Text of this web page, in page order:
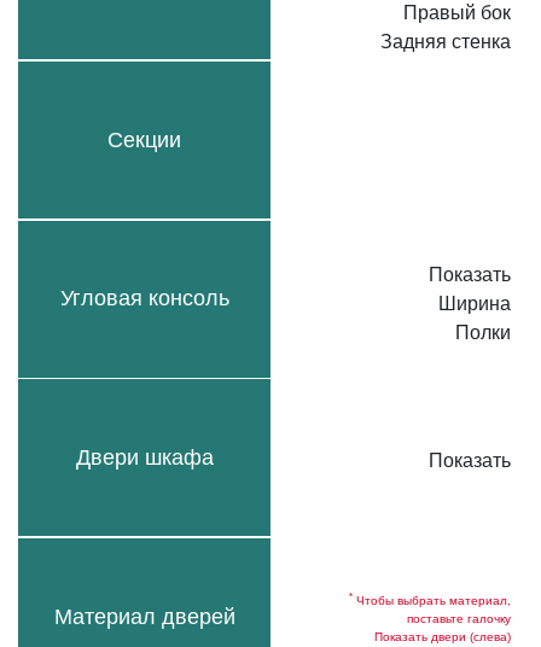
Секции
Угловая консоль
Двери шкафа
Материал дверей
Правый бок
Задняя стенка
Показать
Ширина
Полки
Показать
* Чтобы выбрать материал,
поставьте галочку
Показать двери (слева)